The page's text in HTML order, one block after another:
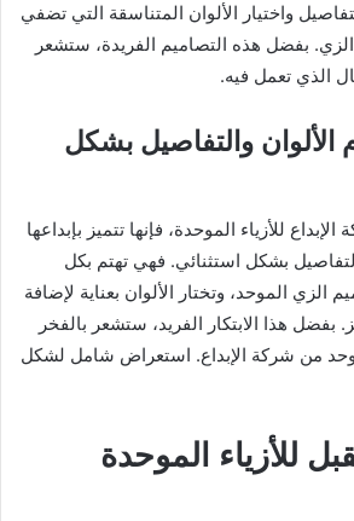
واختيار الألوان المتناسقة التي تضفي
بفضل هذه التصاميم الفريدة، ستشعر
الذي تعمل فيه.
الألوان والتفاصيل بشكل
للأزياء الموحدة، فإنها تتميز بإبداعها
بشكل استثنائي. فهي تهتم بكل
الموحد، وتختار الألوان بعناية لإضافة
بفضل هذا الابتكار الفريد، ستشعر بالفخر
من شركة الإبداع. استعراض شامل لشكل
للأزياء الموحدة